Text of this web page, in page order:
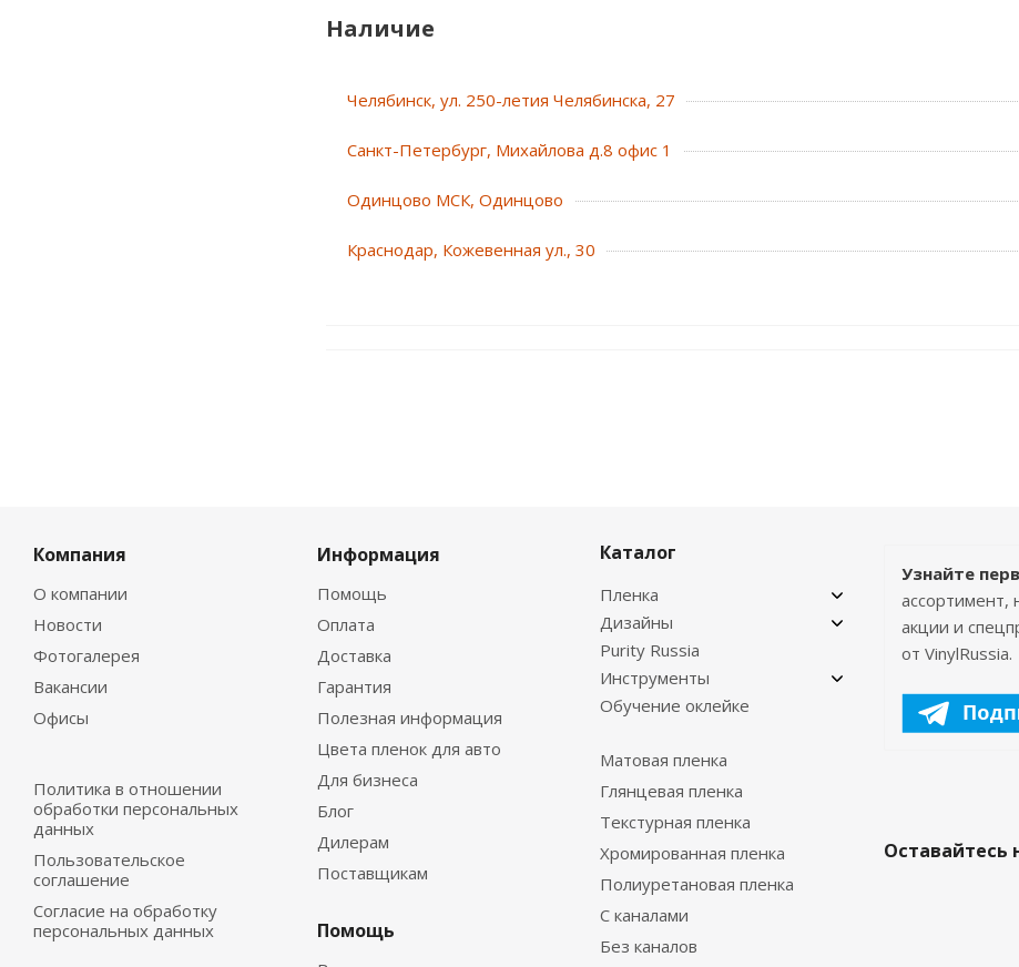
Наличие
Челябинск, ул. 250-летия Челябинска, 27
Санкт-Петербург, Михайлова д.8 офис 1
Одинцово МСК, Одинцово
Краснодар, Кожевенная ул., 30
Компания
О компании
Новости
Фотогалерея
Вакансии
Офисы
Политика в отношении
обработки персональных
данных
Пользовательское
соглашение
Согласие на обработку
персональных данных
Информация
Помощь
Оплата
Доставка
Гарантия
Полезная информация
Цвета пленок для авто
Для бизнеса
Блог
Дилерам
Поставщикам
Помощь
Каталог
Пленка
Дизайны
Purity Russia
Инструменты
Обучение оклейке
Матовая пленка
Глянцевая пленка
Текстурная пленка
Хромированная пленка
Полиуретановая пленка
С каналами
Без каналов
Узнайте
ассортимент,
акции и
от VinylRussia.
Оставайтесь